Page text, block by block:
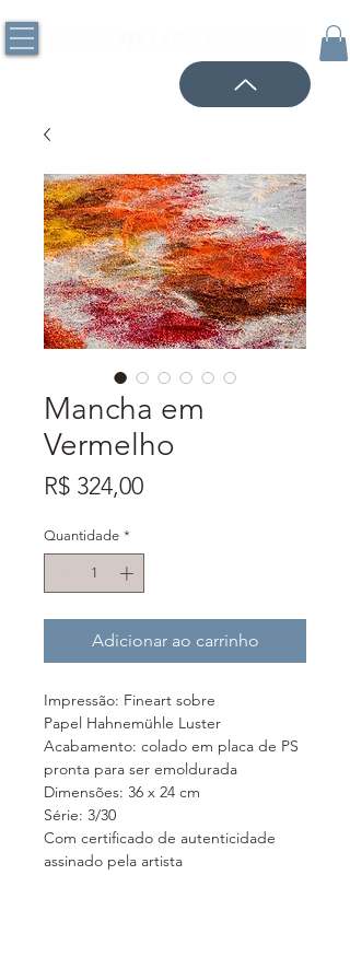
Mancha em
Vermelho
R$ 324,00Preço
Quantidade *
Adicionar ao carrinho
Impressão: Fineart sobre
Papel Hahnemühle Luster
Acabamento: colado em placa de PS
pronta para ser emoldurada
Dimensões: 36 x 24 cm
Série: 3/30
Com certificado de autenticidade
assinado pela artista